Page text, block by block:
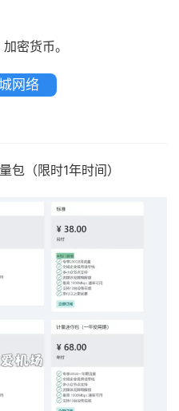
密货币。
网络
包（限时1年时间）